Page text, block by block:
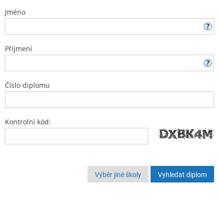
Jméno
Příjmení
Číslo diplomu
Kontrolní kód:
Výběr jiné školy